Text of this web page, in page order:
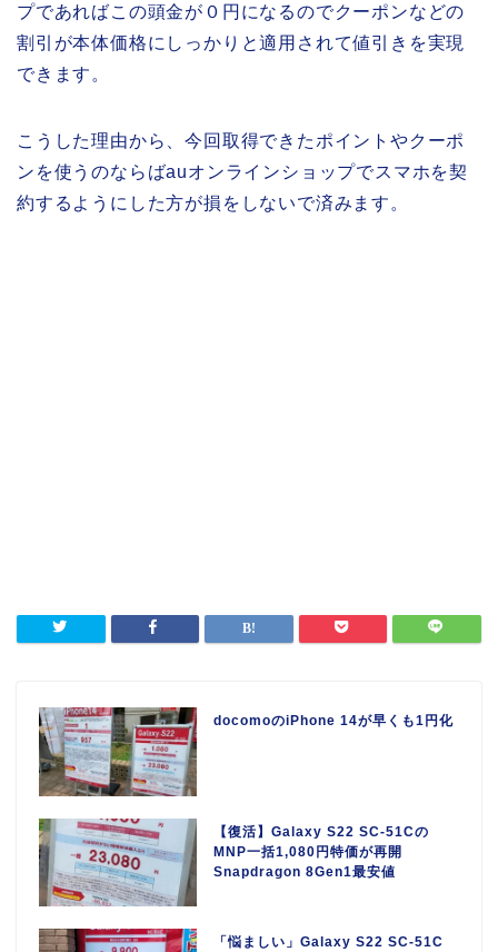
プであればこの頭金が０円になるのでクーポンなどの
割引が本体価格にしっかりと適用されて値引きを実現
できます。
こうした理由から、今回取得できたポイントやクーポ
ンを使うのならばauオンラインショップでスマホを契
約するようにした方が損をしないで済みます。
docomoのiPhone 14が早くも1円化
【復活】Galaxy S22 SC-51Cの
MNP一括1,080円特価が再開
Snapdragon 8Gen1最安値
「悩ましい」Galaxy S22 SC-51C